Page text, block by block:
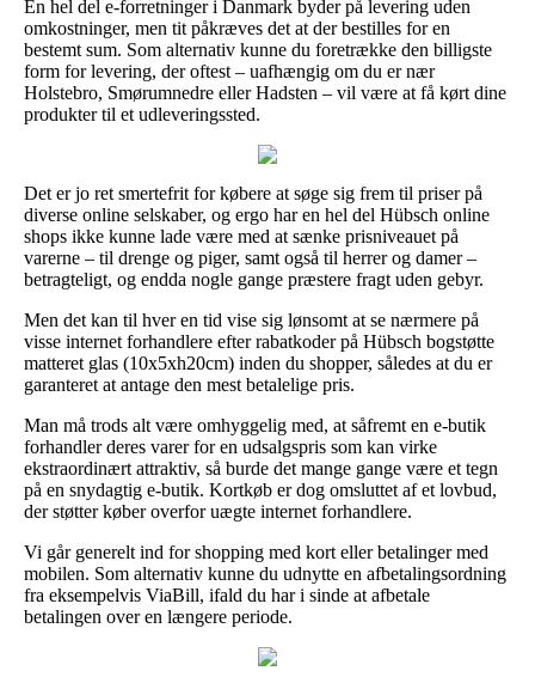
En hel del e-forretninger i Danmark byder på levering uden
omkostninger, men tit påkræves det at der bestilles for en
bestemt sum. Som alternativ kunne du foretrække den billigste
form for levering, der oftest – uafhængig om du er nær
Holstebro, Smørumnedre eller Hadsten – vil være at få kørt dine
produkter til et udleveringssted.
Det er jo ret smertefrit for købere at søge sig frem til priser på
diverse online selskaber, og ergo har en hel del Hübsch online
shops ikke kunne lade være med at sænke prisniveauet på
varerne – til drenge og piger, samt også til herrer og damer –
betragteligt, og endda nogle gange præstere fragt uden gebyr.
Men det kan til hver en tid vise sig lønsomt at se nærmere på
visse internet forhandlere efter rabatkoder på Hübsch bogstøtte
matteret glas (10x5xh20cm) inden du shopper, således at du er
garanteret at antage den mest betalelige pris.
Man må trods alt være omhyggelig med, at såfremt en e-butik
forhandler deres varer for en udsalgspris som kan virke
ekstraordinært attraktiv, så burde det mange gange være et tegn
på en snydagtig e-butik. Kortkøb er dog omsluttet af et lovbud,
der støtter køber overfor uægte internet forhandlere.
Vi går generelt ind for shopping med kort eller betalinger med
mobilen. Som alternativ kunne du udnytte en afbetalingsordning
fra eksempelvis ViaBill, ifald du har i sinde at afbetale
betalingen over en længere periode.